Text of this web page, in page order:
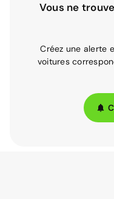
Vous ne
Créez une alerte
voitures